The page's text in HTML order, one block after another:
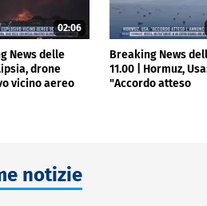
02:06
News delle
drone
vicino aereo
Breaking News
11.00 | Hormuz,
"Accordo atteso
notizie